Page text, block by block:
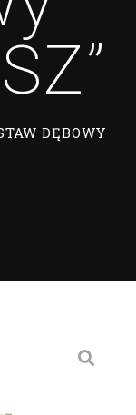
DĘBOWY